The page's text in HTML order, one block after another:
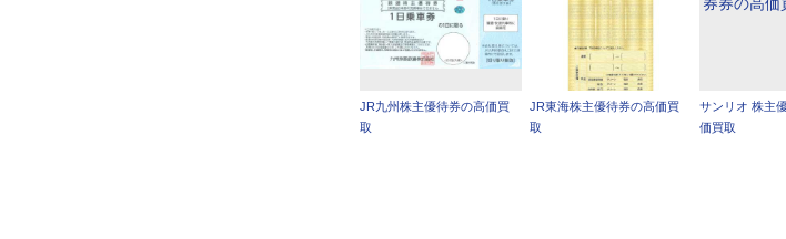
JR九州株主優待券の高価買
取
JR東海株主優待券の高価買
取
サンリオ 株主
価買取